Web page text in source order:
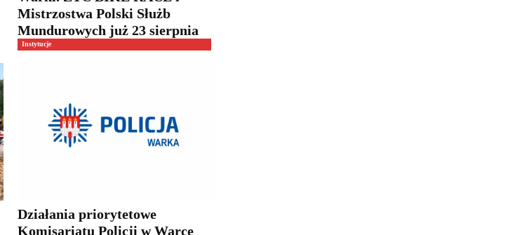
Mistrzostwa Polski Służb
Mundurowych już 23 sierpnia
Instytucje
Działania priorytetowe
Komisariatu Policji w Warce